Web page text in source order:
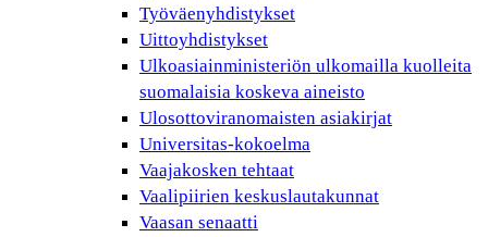
Työväenyhdistykset
Uittoyhdistykset
Ulkoasiainministeriön ulkomailla kuolleita
suomalaisia koskeva aineisto
Ulosottoviranomaisten asiakirjat
Universitas-kokoelma
Vaajakosken tehtaat
Vaalipiirien keskuslautakunnat
Vaasan senaatti